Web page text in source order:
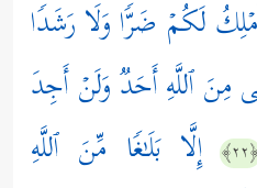
لَكُمۡ ضَرࣰّا وَلَا رَشَدࣰا
مِنَ ٱللَّهِ أَحَدࣱ وَلَنۡ أَجِدَ
إِلَّا بَلَـٰغࣰا مِّنَ ٱللَّهِ